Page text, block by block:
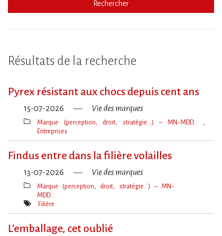
Rechercher
Résultats de la recherche
Pyrex résistant aux chocs depuis cent ans
15-07-2026 Vie des marques
Thèmes(s)
Marque (perception, droit, stratégie…) – MN-MDD…
Entreprises
Findus entre dans la filière volailles
13-07-2026 Vie des marques
Thèmes(s)
Marque (perception, droit, stratégie…) – MN-
MDD…
Mot(s)-
Filière
L​‌’emballage, cet oublié